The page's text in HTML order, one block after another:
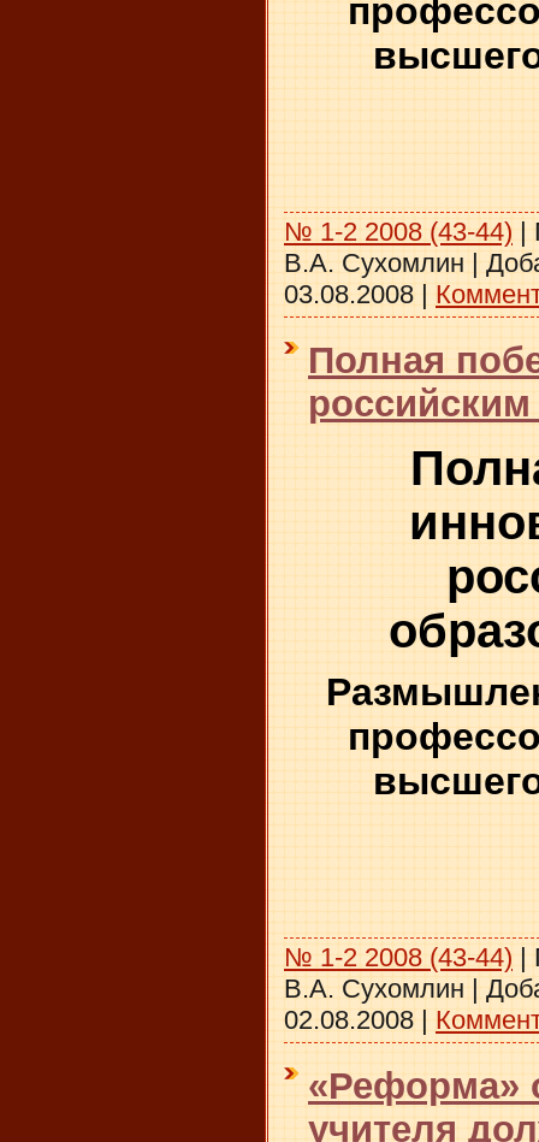
№ 1-2 2008 (43-44)
В.А. Сухомлин
03.08.2008
Полная
№ 1-2 2008 (43-44)
В.А. Сухомлин
02.08.2008
«Реформа»
учителя